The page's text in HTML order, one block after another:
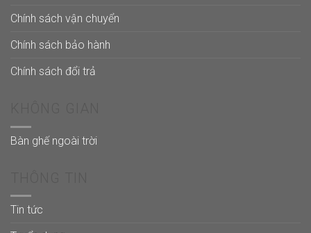
Chính sách vận chuyển
Chính sách bảo hành
Chính sách đổi trả
Bàn ghế ngoài trời
Tin tức